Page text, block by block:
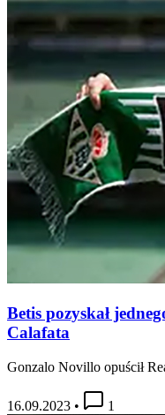
Betis pozyskał
Calafata
Gonzalo Novillo opuścił
16.09.2023 • 1